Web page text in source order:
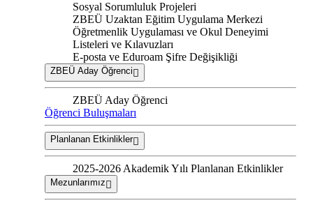
Sosyal Sorumluluk Projeleri
ZBEÜ Uzaktan Eğitim Uygulama Merkezi
Öğretmenlik Uygulaması ve Okul Deneyimi
Listeleri ve Kılavuzları
E-posta ve Eduroam Şifre Değişikliği
ZBEÜ Aday Öğrenci
ZBEÜ Aday Öğrenci
Öğrenci Buluşmaları
Planlanan Etkinlikler
2025-2026 Akademik Yılı Planlanan Etkinlikler
Mezunlarımız